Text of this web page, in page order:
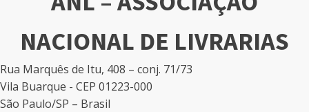
NACIONAL DE LIVRARIAS
Rua Marquês de Itu, 408 – conj. 71/73
Vila Buarque - CEP 01223-000
São Paulo/SP – Brasil